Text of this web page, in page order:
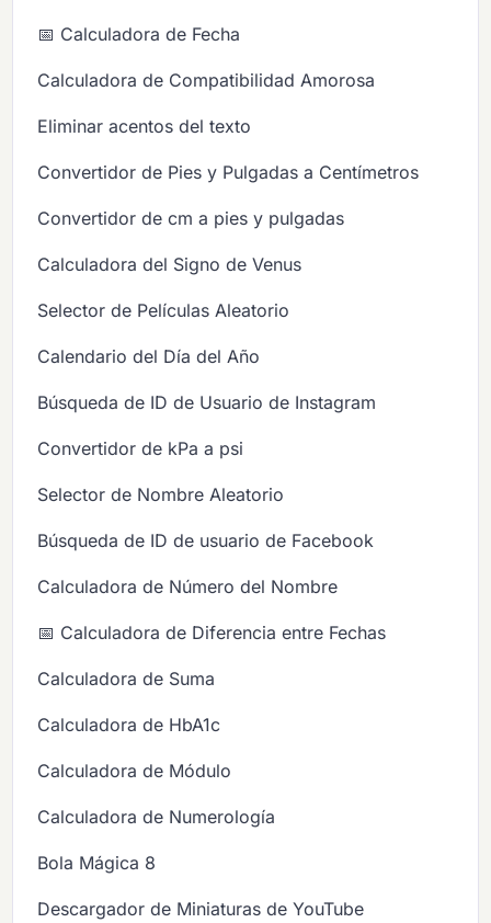
📅 Calculadora de Fecha
Calculadora de Compatibilidad Amorosa
Eliminar acentos del texto
Convertidor de Pies y Pulgadas a Centímetros
Convertidor de cm a pies y pulgadas
Calculadora del Signo de Venus
Selector de Películas Aleatorio
Calendario del Día del Año
Búsqueda de ID de Usuario de Instagram
Convertidor de kPa a psi
Selector de Nombre Aleatorio
Búsqueda de ID de usuario de Facebook
Calculadora de Número del Nombre
📅 Calculadora de Diferencia entre Fechas
Calculadora de Suma
Calculadora de HbA1c
Calculadora de Módulo
Calculadora de Numerología
Bola Mágica 8
Descargador de Miniaturas de YouTube